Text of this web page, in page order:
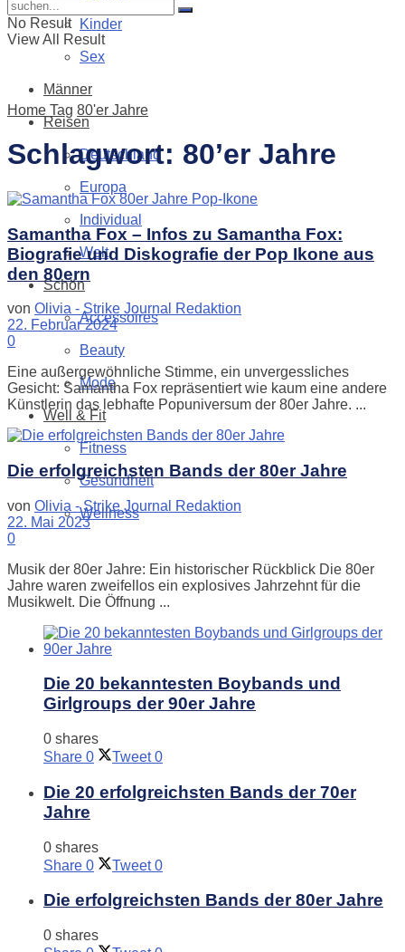
Kinder
Sex
Männer
Reisen
Deutschland
Europa
Individual
Welt
Schön
Accessoires
Beauty
Mode
Well & Fit
Fitness
Gesundheit
Wellness
No Result
View All Result
Home Tag 80'er Jahre
Schlagwort: 80’er Jahre
Samantha Fox – Infos zu Samantha Fox:
Biografie und Diskografie der Pop Ikone aus
den 80ern
von Olivia - Strike Journal Redaktion
22. Februar 2024
0
Eine außergewöhnliche Stimme, ein unvergessliches
Gesicht: Samantha Fox repräsentiert wie kaum eine andere
Künstlerin das lebhafte Popuniversum der 80er Jahre. ...
Die erfolgreichsten Bands der 80er Jahre
von Olivia - Strike Journal Redaktion
22. Mai 2023
0
Musik der 80er Jahre: Ein historischer Rückblick Die 80er
Jahre waren zweifellos ein explosives Jahrzehnt für die
Musikwelt. Die Öffnung ...
Die 20 bekanntesten Boybands und
Girlgroups der 90er Jahre
0 shares
Share 0 Tweet 0
Die 20 erfolgreichsten Bands der 70er
Jahre
0 shares
Share 0 Tweet 0
Die erfolgreichsten Bands der 80er Jahre
0 shares